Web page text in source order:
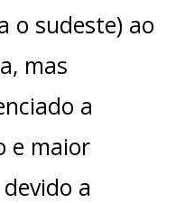
o sudeste) ao
mas
a
e maior
a